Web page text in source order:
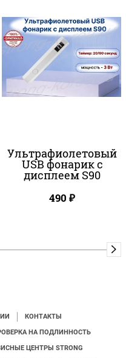
Ультрафиолетовый
USB фонарик c
дисплеем S90
490 ₽
КОНТАКТЫ
НА ПОДЛИННОСТЬ
ЦЕНТРЫ STRONG